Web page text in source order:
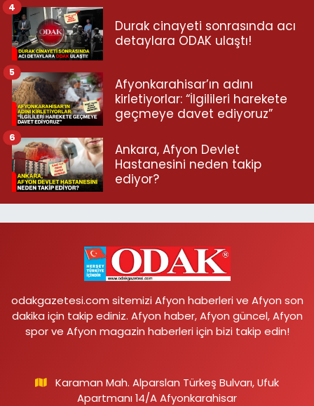
Durak cinayeti sonrasında acı
detaylara ODAK ulaştı!
4
Afyonkarahisar’ın adını
kirletiyorlar: “İlgilileri harekete
geçmeye davet ediyoruz”
5
Ankara, Afyon Devlet
Hastanesini neden takip
ediyor?
6
odakgazetesi.com sitemizi Afyon haberleri ve Afyon son
dakika için takip ediniz. Afyon haber, Afyon güncel, Afyon
spor ve Afyon magazin haberleri için bizi takip edin!
Karaman Mah. Alparslan Türkeş Bulvarı, Ufuk
Apartmanı 14/A Afyonkarahisar